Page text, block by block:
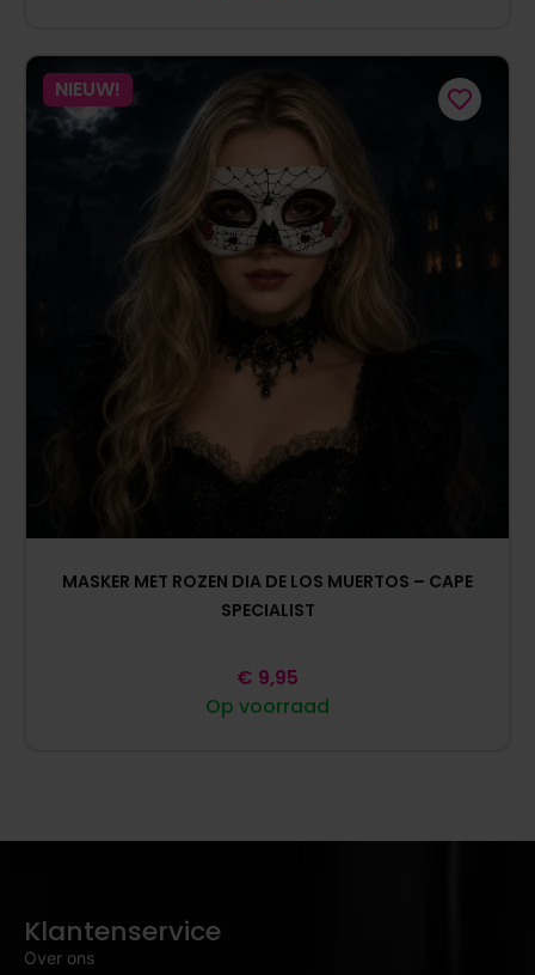
NIEUW!
MASKER MET ROZEN DIA DE LOS MUERTOS – CAPE
SPECIALIST
Op voorraad
€ 9,95
Klantenservice
Over ons